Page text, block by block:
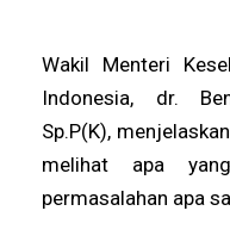
Wakil Menteri
Indonesia, dr.
Sp.P(K),
melihat apa
permasalahan apa